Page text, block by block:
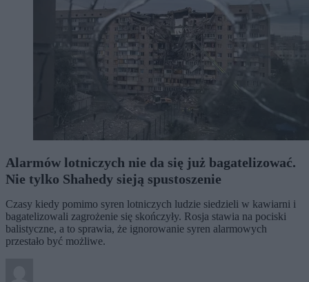
Alarmów lotniczych nie da się już bagatelizować.
Nie tylko Shahedy sieją spustoszenie
Czasy kiedy pomimo syren lotniczych ludzie siedzieli w kawiarni i
bagatelizowali zagrożenie się skończyły. Rosja stawia na pociski
balistyczne, a to sprawia, że ignorowanie syren alarmowych
przestało być możliwe.